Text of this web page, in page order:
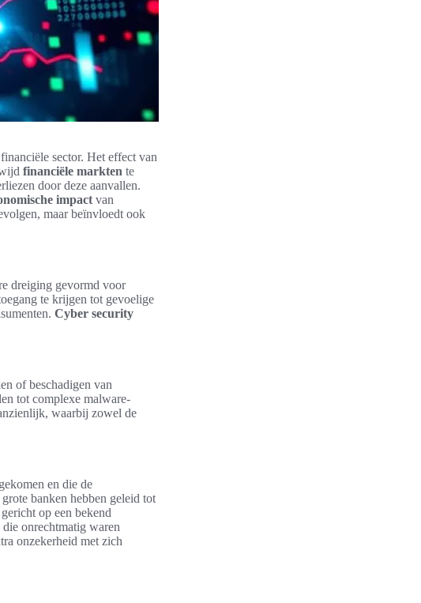
sector. Het effect van
financiële markten te
door deze aanvallen.
impact van
maar beïnvloedt ook
dreiging gevormd voor
te krijgen tot gevoelige
Cyber security
of beschadigen van
tot complexe malware-
waarbij zowel de
en die de
banken hebben geleid tot
op een bekend
onrechtmatig waren
onzekerheid met zich